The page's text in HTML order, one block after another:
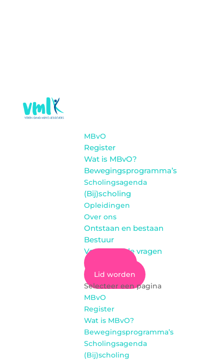
MBvO
Register
Wat is MBvO?
Bewegingsprogramma’s
Scholingsagenda
(Bij)scholing
Opleidingen
Over ons
Ontstaan en bestaan
Bestuur
Veel gestelde vragen
Lid worden
Selecteer een pagina
MBvO
Register
Wat is MBvO?
Bewegingsprogramma’s
Scholingsagenda
(Bij)scholing